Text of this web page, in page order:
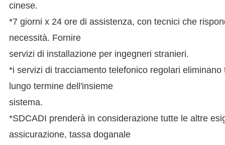
cinese.
*7 giorni x 24 ore di assistenza, con tecnici che
necessità. Fornire
servizi di installazione per ingegneri stranieri.
*i servizi di tracciamento telefonico regolari
lungo termine dell'insieme
sistema.
*SDCADI prenderà in considerazione tutte le altre
assicurazione, tassa doganale